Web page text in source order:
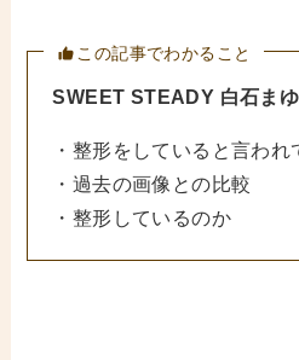
この記事でわかること
SWEET STEADY 白石ま
・整形をしていると言われ
・過去の画像との比較
・整形しているのか